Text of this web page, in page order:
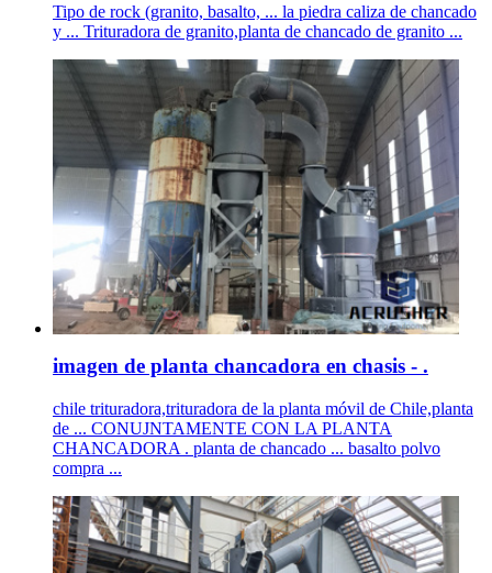
Tipo de rock (granito, basalto, ... la piedra caliza de chancado
y ... Trituradora de granito,planta de chancado de granito ...
imagen de planta chancadora en chasis - .
chile trituradora,trituradora de la planta móvil de Chile,planta
de ... CONUJNTAMENTE CON LA PLANTA
CHANCADORA . planta de chancado ... basalto polvo
compra ...